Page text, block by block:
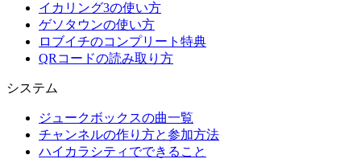
イカリング3の使い方
ゲソタウンの使い方
ロブイチのコンプリート特典
QRコードの読み取り方
システム
ジュークボックスの曲一覧
チャンネルの作り方と参加方法
ハイカラシティでできること